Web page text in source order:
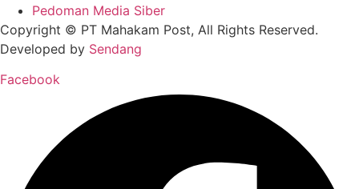
Pedoman Media Siber
Copyright © PT Mahakam Post, All Rights Reserved.
Developed by Sendang
Facebook